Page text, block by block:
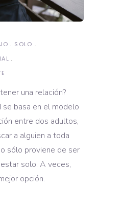
SOLO
una relación?
basa en el modelo
entre dos adultos,
a alguien a toda
sólo proviene de ser
solo. A veces,
opción.